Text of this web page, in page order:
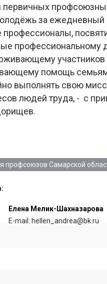
за
профессиональному
помощь
выполнять свою
людей труда, - с
профсоюзов Самарской
Елена Мелик-Шахназарова
E-mail: hellen_andrea@bk.ru